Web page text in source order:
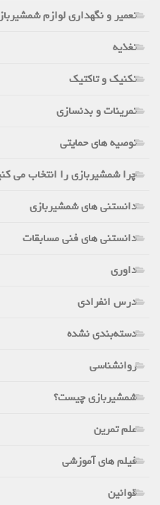
تعمیر و نگهداری لوازم شمشیربازی
تغذیه
تکنیک و تاکتیک
تمرینات و بدنسازی
توصیه های حمایتی
چرا شمشیربازی را انتخاب می کنیم
دانستنی های شمشیربازی
دانستنی های فنی مسابقات
داوری
درس انفرادی
دسته‌بندی نشده
روانشناسی
شمشیربازی چیست؟
علم تمرین
فیلم های آموزشی
قوانین